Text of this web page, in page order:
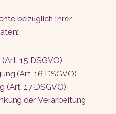
bezüglich Ihrer
15 DSGVO)
(Art. 16 DSGVO)
(Art. 17 DSGVO)
der Verarbeitung